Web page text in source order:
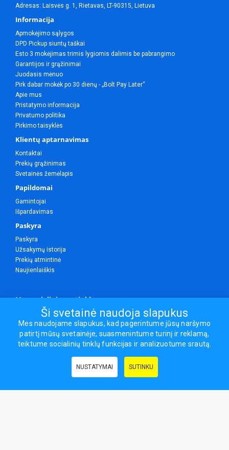
Adresas: Laisvės g. 1, Rietavas, LT-90315, Lietuva
Informacija
Apmokėjimo sąlygos
DPD Pickup siuntų taškai
Esto 3 mokėjimas trimis lygiomis dalimis be pabrangimo
Garantijos ir grąžinimai
Juodasis mėnuo
Pirk dabar mokėk po 30 dienų - „Bolt Pay Later“
Apie mus
Pristatymo informacija
Privatumo politika
Pirkimo taisyklės
Klientų aptarnavimas
Kontaktai
Prekių grąžinimas
Svetainės žemėlapis
Papildomai
Gamintojai
Išpardavimas
Paskyra
Paskyra
Užsakymų istorija
Prekių atmintinė
Naujienlaiškis
Mes socialiniuose tinkluose
Visos teisės saugomos.
Sporto ir laisvalaikio prekės, maisto papildai - erasportas.lt © 2026
Ši svetainė naudoja slapukus
Mes naudojame slapukus, kad pagerintume jūsų naršymo
patirtį mūsų svetainėje, suasmenintume turinį ir reklamą,
teiktume socialinių tinklų funkcijas ir analizuotume srautą.
NUSTATYMAI SUTINKU